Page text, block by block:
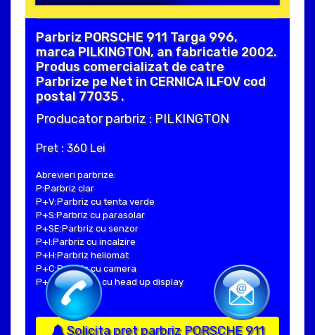
Parbriz PORSCHE 911 Targa 996,
marca PILKINGTON, an fabricatie 2002.
Produs comercializat de catre
Parbrize pe Net in CERNICA ILFOV cod
postal 77035 .
Producator parbriz : PILKINGTON
Pret : 360 Lei
Abrevieri parbrize:
P:Parbriz clar
P+V:Parbriz cu tenta verde
P+S:Parbriz cu parasolar
P+SE:Parbriz cu senzor
P+I:Parbriz cu incalzire
P+H:Parbriz heliomat
P+C:Parbriz cu camera
P+Hud:Parbriz cu head up display
Solicita pret parbriz PORSCHE 911